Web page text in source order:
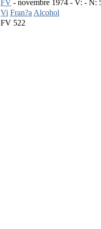
FV - novembre 1974 - V: - N:
Vi Fran?aAlcohol
FV 522